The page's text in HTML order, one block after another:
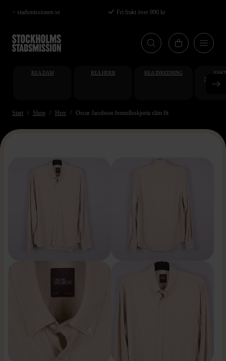
Hoppa
till
huvudinnehåll
< stadsmissionen.se Fri frakt över 990 kr
REA DAM REA HERR REA INREDNING
Start Shop Herr Oscar Jacobson bomullsskjorta slim fit